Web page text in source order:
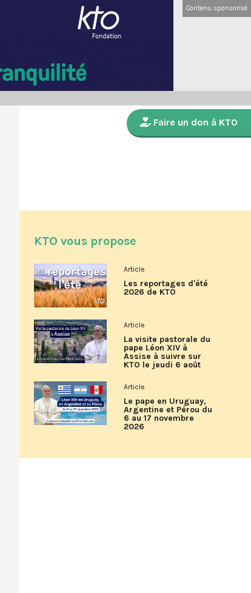
Contenu sponsorisé
Faire un don à KTO
KTO vous propose
Article
Les reportages d'été
2026 de KTO
Article
La visite pastorale du
pape Léon XIV à
Assise à suivre sur
KTO le jeudi 6 août
Article
Le pape en Uruguay,
Argentine et Pérou du
6 au 17 novembre
2026